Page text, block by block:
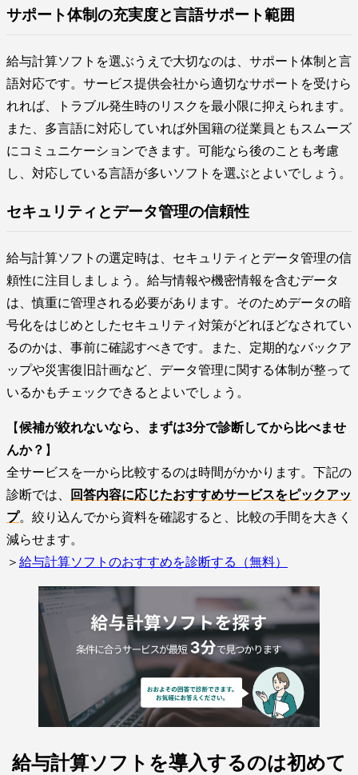
サポート体制の充実度と言語サポート範囲
給与計算ソフトを選ぶうえで大切なのは、サポート体制と言
語対応です。サービス提供会社から適切なサポートを受けら
れれば、トラブル発生時のリスクを最小限に抑えられます。
また、多言語に対応していれば外国籍の従業員ともスムーズ
にコミュニケーションできます。可能なら後のことも考慮
し、対応している言語が多いソフトを選ぶとよいでしょう。
セキュリティとデータ管理の信頼性
給与計算ソフトの選定時は、セキュリティとデータ管理の信
頼性に注目しましょう。給与情報や機密情報を含むデータ
は、慎重に管理される必要があります。そのためデータの暗
号化をはじめとしたセキュリティ対策がどれほどなされてい
るのかは、事前に確認すべきです。また、定期的なバックア
ップや災害復旧計画など、データ管理に関する体制が整って
いるかもチェックできるとよいでしょう。
【候補が絞れないなら、まずは3分で診断してから比べませ
んか？ 】
全サービスを一から比較するのは時間がかかります。下記の
診断では、
回答内容に応じたおすすめサービスをピックアッ
プ。絞り込んでから資料を確認すると、比較の手間を大きく
減らせます。
＞ 給与計算ソフトのおすすめを診断する（無料）
給与計算ソフトを導入するのは初めて